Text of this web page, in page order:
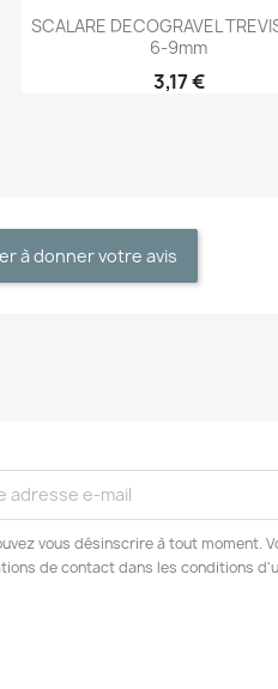
Aperçu rapide
SCALARE DECOGRAVEL
6-9mm
3,17 €
à donner votre avis
vous désinscrire à tout moment.
de contact dans les conditions